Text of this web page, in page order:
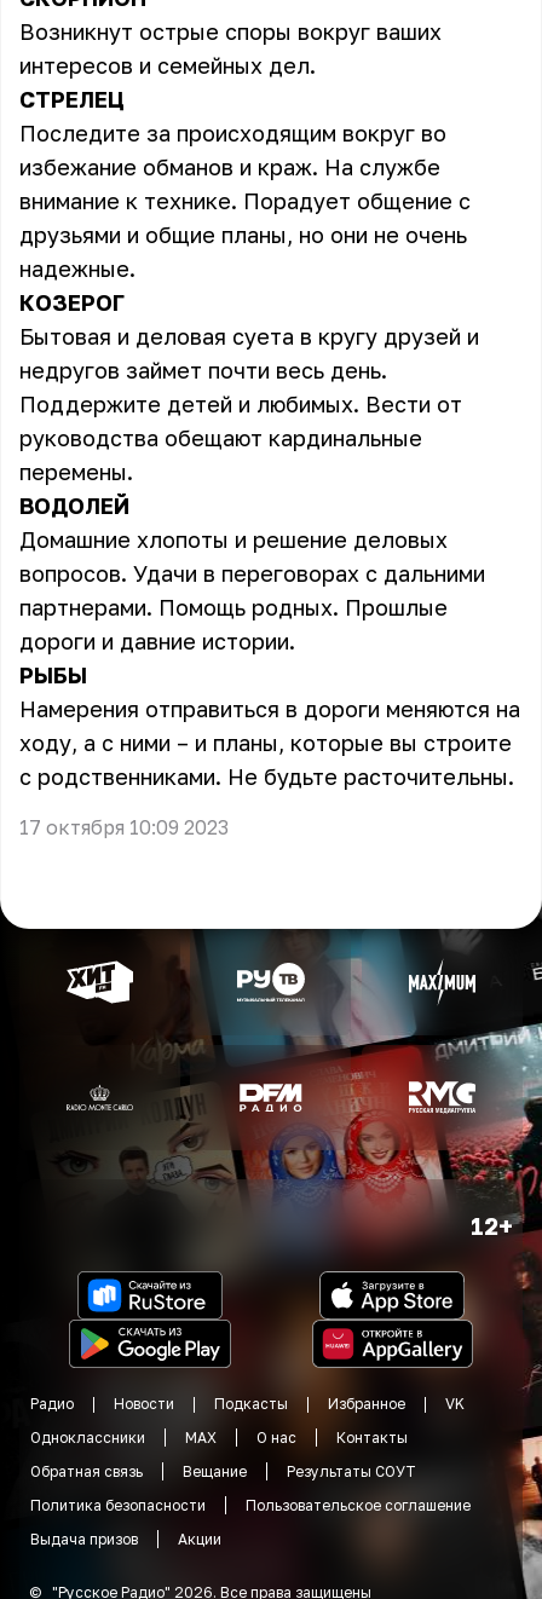
Возникнут острые споры вокруг ваших
интересов и семейных дел.
СТРЕЛЕЦ
Последите за происходящим вокруг во
избежание обманов и краж. На службе
внимание к технике. Порадует общение с
друзьями и общие планы, но они не очень
надежные.
КОЗЕРОГ
Бытовая и деловая суета в кругу друзей и
недругов займет почти весь день.
Поддержите детей и любимых. Вести от
руководства обещают кардинальные
перемены.
ВОДОЛЕЙ
Домашние хлопоты и решение деловых
вопросов. Удачи в переговорах с дальними
партнерами. Помощь родных. Прошлые
дороги и давние истории.
РЫБЫ
Намерения отправиться в дороги меняются на
ходу, а с ними – и планы, которые вы строите
с родственниками. Не будьте расточительны.
17 октября 10:09 2023
12+
Радио Новости Подкасты Избранное
VK
Одноклассники
MAX О нас
Контакты
Обратная связь
Вещание
Результаты СОУТ
Политика безопасности
Пользовательское соглашение
Выдача призов
Акции
© "Русское Радио" 2026. Все права защищены